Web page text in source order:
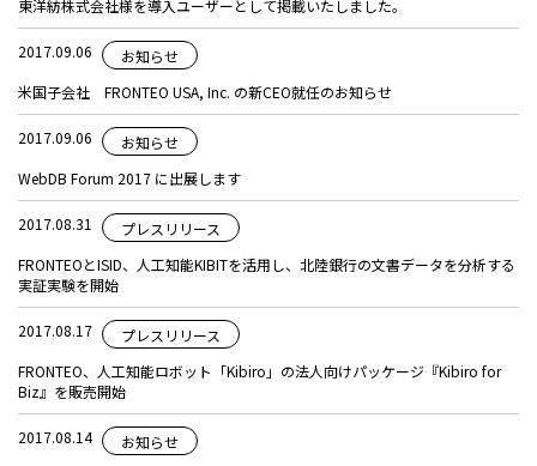
東洋紡株式会社様を導入ユーザーとして掲載いたしました。
2017.09.06
お知らせ
米国子会社 FRONTEO USA, Inc. の新CEO就任のお知らせ
2017.09.06
お知らせ
WebDB Forum 2017 に出展します
2017.08.31
プレスリリース
FRONTEOとISID、人工知能KIBITを活用し、北陸銀行の文書データを分析する
実証実験を開始
2017.08.17
プレスリリース
FRONTEO、人工知能ロボット「Kibiro」の法人向けパッケージ『Kibiro for
Biz』を販売開始
2017.08.14
お知らせ